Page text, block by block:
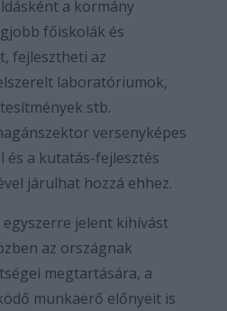
a kormány
főiskolák és
fejlesztheti az
laboratóriumok,
stb.
versenyképes
és a kutatás-fejlesztés
járulhat hozzá ehhez.
egyszerre jelent kihívást
az országnak
megtartására, a
munkaerő előnyeit is